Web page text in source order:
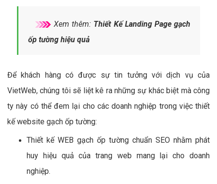
Xem thêm: Thiết Kế Landing Page gạch
ốp tường hiệu quả
Để khách hàng có được sự tin tưởng với dịch vụ của
VietWeb, chúng tôi sẽ liệt kê ra những sự khác biệt mà công
ty này có thể đem lại cho các doanh nghiệp trong việc thiết
kế website gạch ốp tường:
Thiết kế WEB gạch ốp tường chuẩn SEO nhằm phát
huy hiệu quả của trang web mang lại cho doanh
nghiệp.